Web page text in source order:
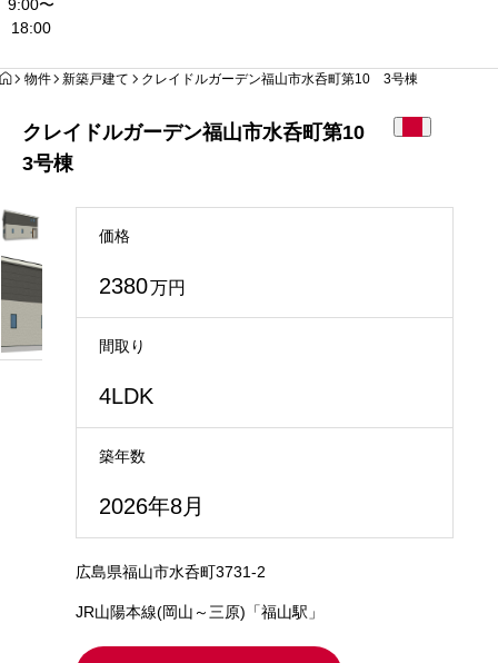
9:00〜
18:00
HOME
物件 新築戸建て クレイドルガーデン福山市水呑町第10 3号棟
クレイドルガーデン福山市水呑町第10
3号棟
価格
2380万円
間取り
4LDK
築年数
2026年8月
広島県福山市水呑町3731-2
JR山陽本線(岡山～三原)「福山駅」